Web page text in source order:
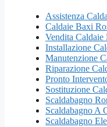
Assistenza
Caldaie Baxi
Vendita Caldaie
Installazione
Manutenzione
Riparazione
Pronto
Sostituzione
Scaldabagno
Scaldabagno A
Scaldabagno